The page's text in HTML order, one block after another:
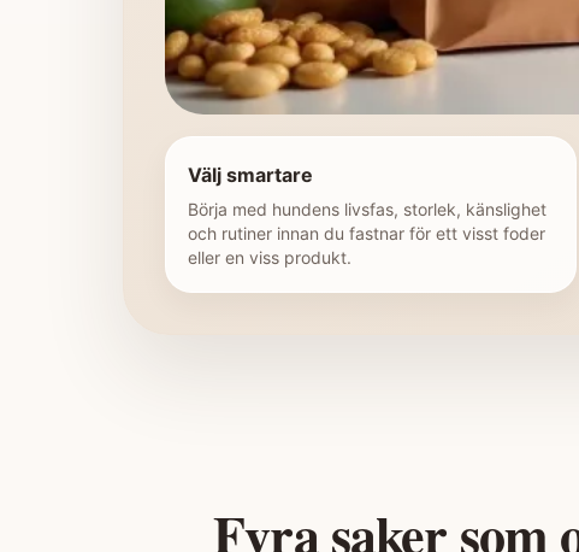
Välj smartare
Börja med hundens livsfas, storlek, känslighet
och rutiner innan du fastnar för ett visst foder
eller en viss produkt.
Fyra saker som